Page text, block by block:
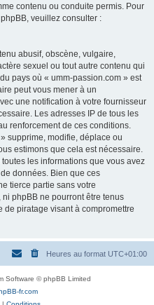
contenu ou conduite permis. Pour
veuillez consulter :
abusif, obscène, vulgaire,
sexuel ou tout autre contenu qui
pays où « umm-passion.com » est
peut vous mener à un
une notification à votre fournisseur
Les adresses IP de tous les
renforcement de ces conditions.
supprime, modifie, déplace ou
estimons que cela est nécessaire.
les informations que vous avez
données. Bien que ces
tierce partie sans votre
phpBB ne pourront être tenus
de piratage visant à compromettre
Heures au format UTC+01:00
Software © phpBB Limited
fr.com